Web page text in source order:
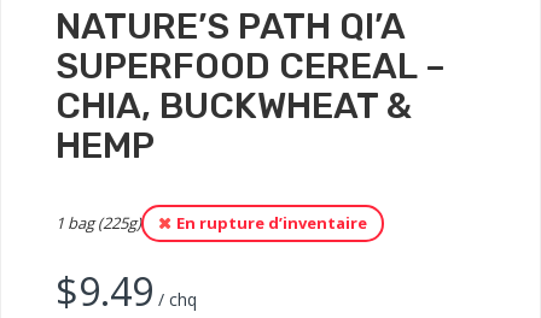
NATURE’S PATH QI’A
SUPERFOOD CEREAL –
CHIA, BUCKWHEAT &
HEMP
1 bag (225g) En rupture d’inventaire
$9.49 / chq